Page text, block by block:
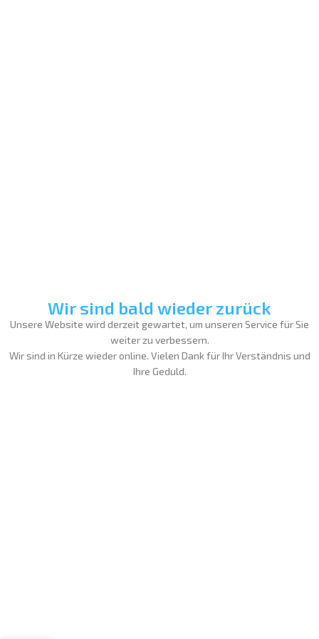
Wir sind bald wieder zurück
Unsere Website wird derzeit gewartet, um unseren Service für Sie
weiter zu verbessern.
Wir sind in Kürze wieder online. Vielen Dank für Ihr Verständnis und
Ihre Geduld.